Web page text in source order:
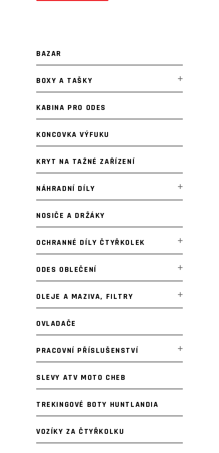
BAZAR
BOXY A TAŠKY
KABINA PRO ODES
KONCOVKA VÝFUKU
KRYT NA TAŽNÉ ZAŘÍZENÍ
NÁHRADNÍ DÍLY
NOSIČE A DRŽÁKY
OCHRANNÉ DÍLY ČTYŘKOLEK
ODES OBLEČENÍ
OLEJE A MAZIVA, FILTRY
OVLADAČE
PRACOVNÍ PŘÍSLUŠENSTVÍ
SLEVY ATV MOTO CHEB
TREKINGOVÉ BOTY HUNTLANDIA
VOZÍKY ZA ČTYŘKOLKU